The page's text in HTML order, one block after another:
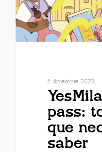
5 diciembre 2023
pass:
que
saber